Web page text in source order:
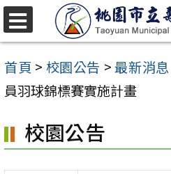
跳
至
主
要
容
區
首頁 > 校園公告 >最新消息
員羽球錦標賽實施計畫
校園公告
選
單